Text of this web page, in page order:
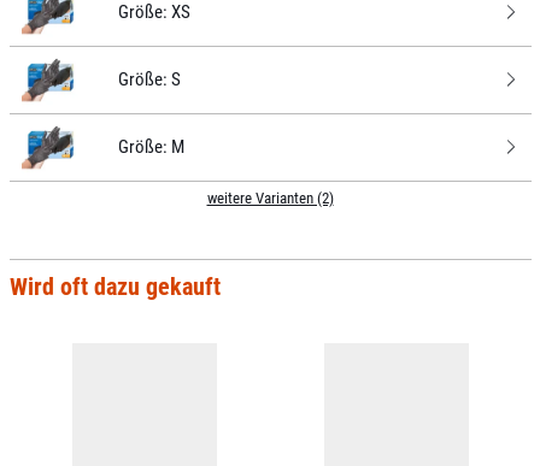
Größe: XS
Größe: S
Größe: M
weitere Varianten (2)
Wird oft dazu gekauft